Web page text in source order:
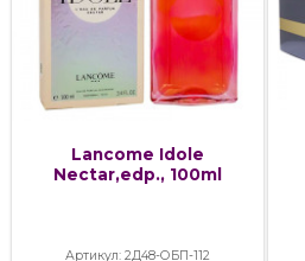
Lancome Idole
Nectar,edp., 100ml
Артикул: 2Д48-ОБП-112